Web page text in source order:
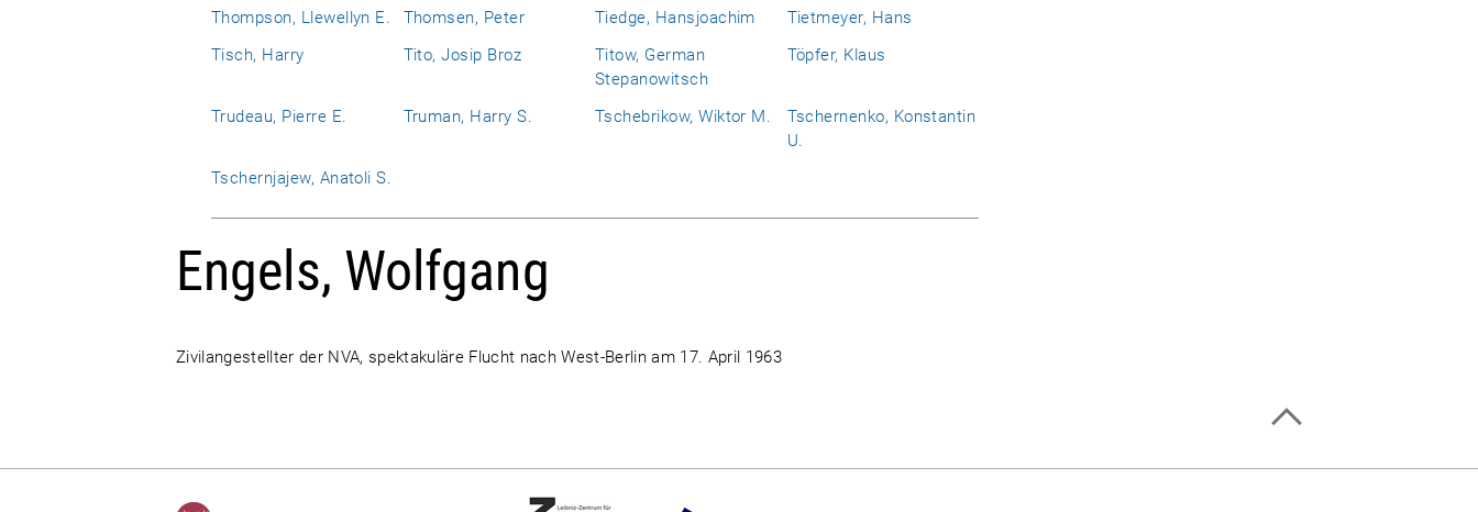
Thompson, Llewellyn E.
Thomsen, Peter Tiedge, Hansjoachim
Tietmeyer, Hans
Tisch, Harry
Tito, Josip Broz
Titow, German
Stepanowitsch
Töpfer, Klaus
Trudeau, Pierre E. Truman, Harry S. Tschebrikow, Wiktor M.
Tschernenko, Konstantin
U.
Tschernjajew, Anatoli S.
Engels, Wolfgang
Zivilangestellter der NVA, spektakuläre Flucht nach West-Berlin am 17. April 1963